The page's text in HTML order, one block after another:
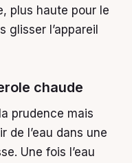
plus haute pour le
glisser l’appareil
chaude
prudence mais
de l’eau dans une
Une fois l’eau